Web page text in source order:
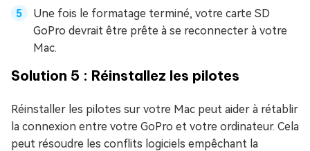
Une fois le formatage terminé, votre carte SD
GoPro devrait être prête à se reconnecter à votre
Mac.
Solution 5 : Réinstallez les pilotes
Réinstaller les pilotes sur votre Mac peut aider à rétablir
la connexion entre votre GoPro et votre ordinateur. Cela
peut résoudre les conflits logiciels empêchant la